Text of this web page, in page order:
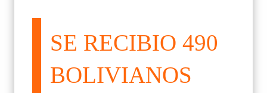
SE RECIBIO 490
BOLIVIANOS